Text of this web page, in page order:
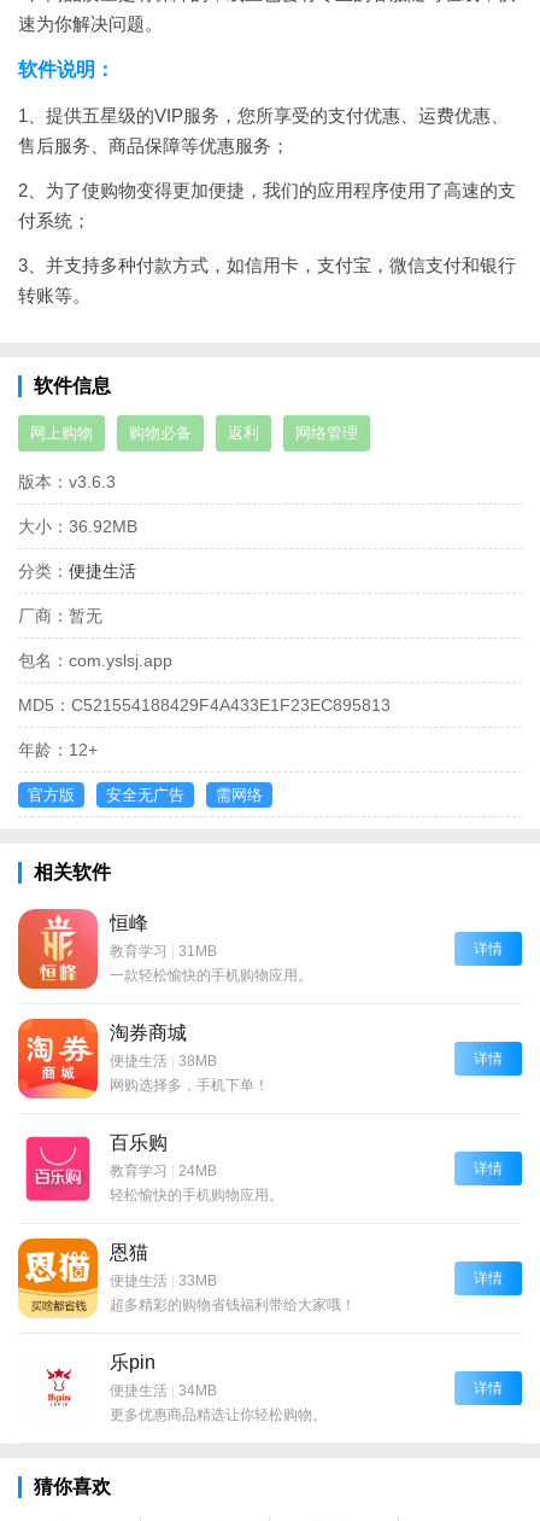
速为你解决问题。
软件说明：
1、提供五星级的VIP服务，您所享受的支付优惠、运费优惠、
售后服务、商品保障等优惠服务；
2、为了使购物变得更加便捷，我们的应用程序使用了高速的支
付系统；
3、并支持多种付款方式，如信用卡，支付宝，微信支付和银行
转账等。
软件信息
网上购物 购物必备 返利 网络管理
版本： v3.6.3
大小： 36.92MB
分类： 便捷生活
厂商： 暂无
包名： com.yslsj.app
MD5： C521554188429F4A433E1F23EC895813
年龄： 12+
官方版 安全无广告 需网络
相关软件
恒峰
教育学习 | 31MB
一款轻松愉快的手机购物应用。
详情
淘券商城
便捷生活 | 38MB
网购选择多，手机下单！
详情
百乐购
教育学习 | 24MB
轻松愉快的手机购物应用。
详情
恩猫
便捷生活 | 33MB
超多精彩的购物省钱福利带给大家哦！
详情
乐pin
便捷生活 | 34MB
更多优惠商品精选让你轻松购物。
详情
猜你喜欢